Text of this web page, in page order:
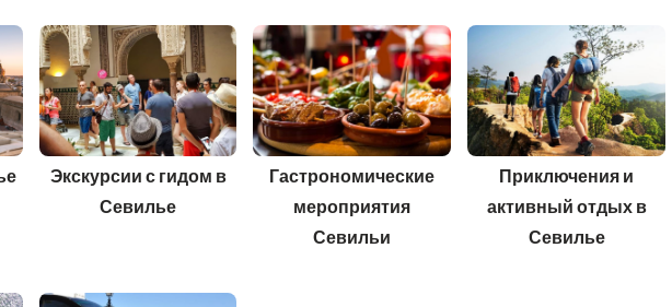
Экскурсии с гидом в
Севилье
Гастрономические
мероприятия
Севильи
Приключения и
активный отдых в
Севилье